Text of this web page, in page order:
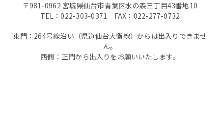
〒981-0962 宮城県仙台市青葉区水の森三丁目43番地10
TEL：022-303-0371 FAX：022-277-0732
東門：264号線沿い（県道仙台大衡線）からは出入りできませ
ん。
西側：正門から出入りをお願いいたします。